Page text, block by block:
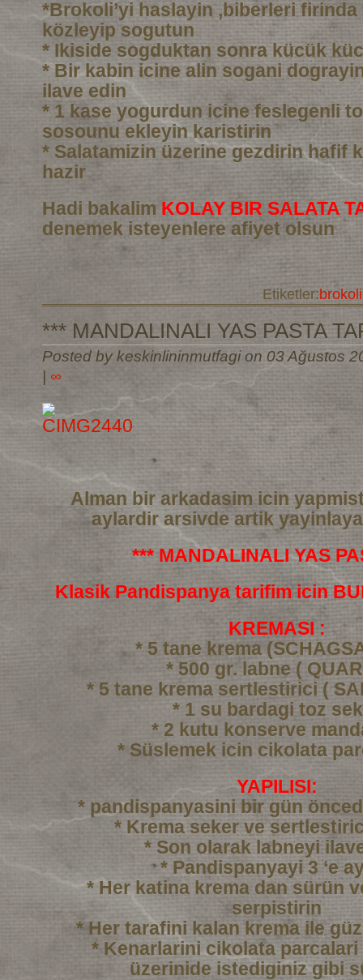
*Brokoli’yi haslayin ,biberleri firinda
közleyip sogutun
* Ikiside sogduktan sonra kücük
* Bir kabin icine alin sogani
ilave edin
* 1 kase yogurdun icine feslegenli
sosounu ekleyin karistirin
* Salatamizin üzerine gezdirin hafif
hazir
Hadi bakalim KOLAY BIR SALATA
denemek isteyenlere afiyet olsun
Etiketler:brokoli
*** MANDALINALI YAS PASTA
Posted by keskinlininmutfagi on 03 Ağustos
∞
Alman bir arkadasim icin
aylardir arsivde artik
*** MANDALINALI YAS
Klasik Pandispanya tarifim icin
KREMASI :
* 5 tane krema
* 500 gr. labne (
* 5 tane krema sertlestirici (
* 1 su bardagi toz
* 2 kutu konserve
* Süslemek icin cikolata
YAPILISI:
* pandispanyasini bir gün
* Krema seker ve
* Son olarak labneyi
* Pandispanyayi 3 ‘e
* Her katina krema dan sürün
serpistirin
* Her tarafini kalan krema ile
* Kenarlarini cikolata
üzerinide istediginiz gibi